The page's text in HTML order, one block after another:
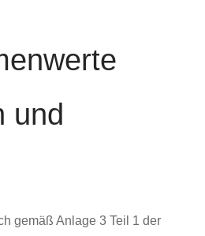
und
gemäß Anlage 3 Teil 1 der